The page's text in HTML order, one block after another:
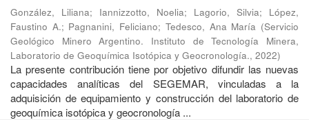
González, Liliana; Iannizzotto, Noelia; Lagorio, Silvia; López,
Faustino A.; Pagnanini, Feliciano; Tedesco, Ana María (Servicio
Geológico Minero Argentino. Instituto de Tecnología Minera,
Laboratorio de Geoquímica Isotópica y Geocronología., 2022)
La presente contribución tiene por objetivo difundir las nuevas
capacidades analíticas del SEGEMAR, vinculadas a la
adquisición de equipamiento y construcción del laboratorio de
geoquímica isotópica y geocronología ...